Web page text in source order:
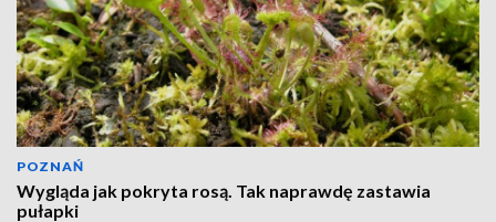
POZNAŃ
Wygląda jak pokryta rosą. Tak naprawdę zastawia
pułapki